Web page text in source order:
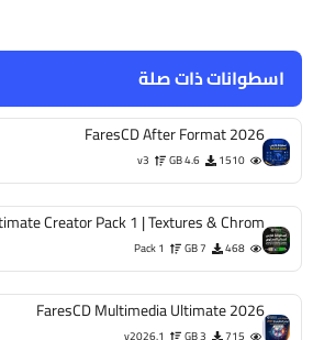
FaresCD Multimedia Ultimate 2026
FaresCD Recovery Master 2026
729
1.5 GB
v1
Snappy Driver Installer 2026
19647
50 GB
v1.17.4 R825